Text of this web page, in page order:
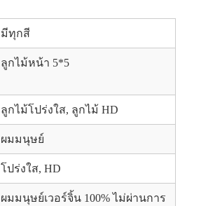
มีทุกสี
ลูกไม้หน้า 5*5
ลูกไม้โปร่งใส, ลูกไม้ HD
ผมมนุษย์
โปร่งใส, HD
ผมมนุษย์เวอร์จิ้น 100% ไม่ผ่านการ